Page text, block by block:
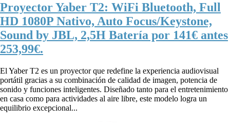
Proyector Yaber T2: WiFi Bluetooth, Full
HD 1080P Nativo, Auto Focus/Keystone,
Sound by JBL, 2,5H Batería por 141€ antes
253,99€.
El Yaber T2 es un proyector que redefine la experiencia audiovisual
portátil gracias a su combinación de calidad de imagen, potencia de
sonido y funciones inteligentes. Diseñado tanto para el entretenimiento
en casa como para actividades al aire libre, este modelo logra un
equilibrio excepcional...